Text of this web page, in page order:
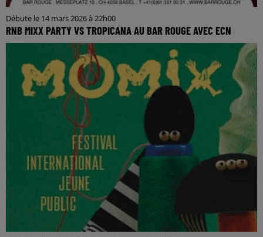
Débute le 14 mars 2026 à 22h00
RNB MIXX PARTY VS TROPICANA AU BAR ROUGE AVEC ECN